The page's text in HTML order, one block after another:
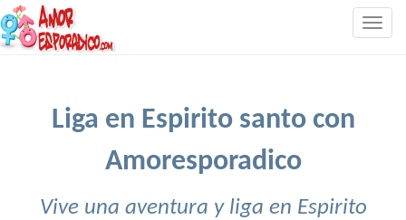
Liga en Espirito santo con
Amoresporadico
Vive una aventura y liga en Espirito